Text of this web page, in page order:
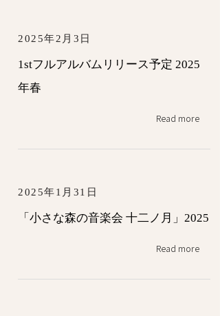
2025年2月3日
1stフルアルバムリリース予定 2025
年春
Read more
2025年1月31日
「小さな森の音楽会 十二ノ月」2025
Read more